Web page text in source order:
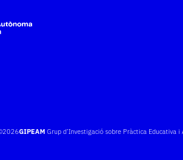
2026GIPEAM Grup d’Investigació sobre Pràctica Educativa